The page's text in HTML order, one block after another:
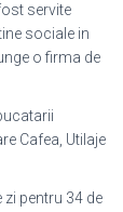
servite
sociale in
o firma de
Cafea, Utilaje
zi pentru 34 de